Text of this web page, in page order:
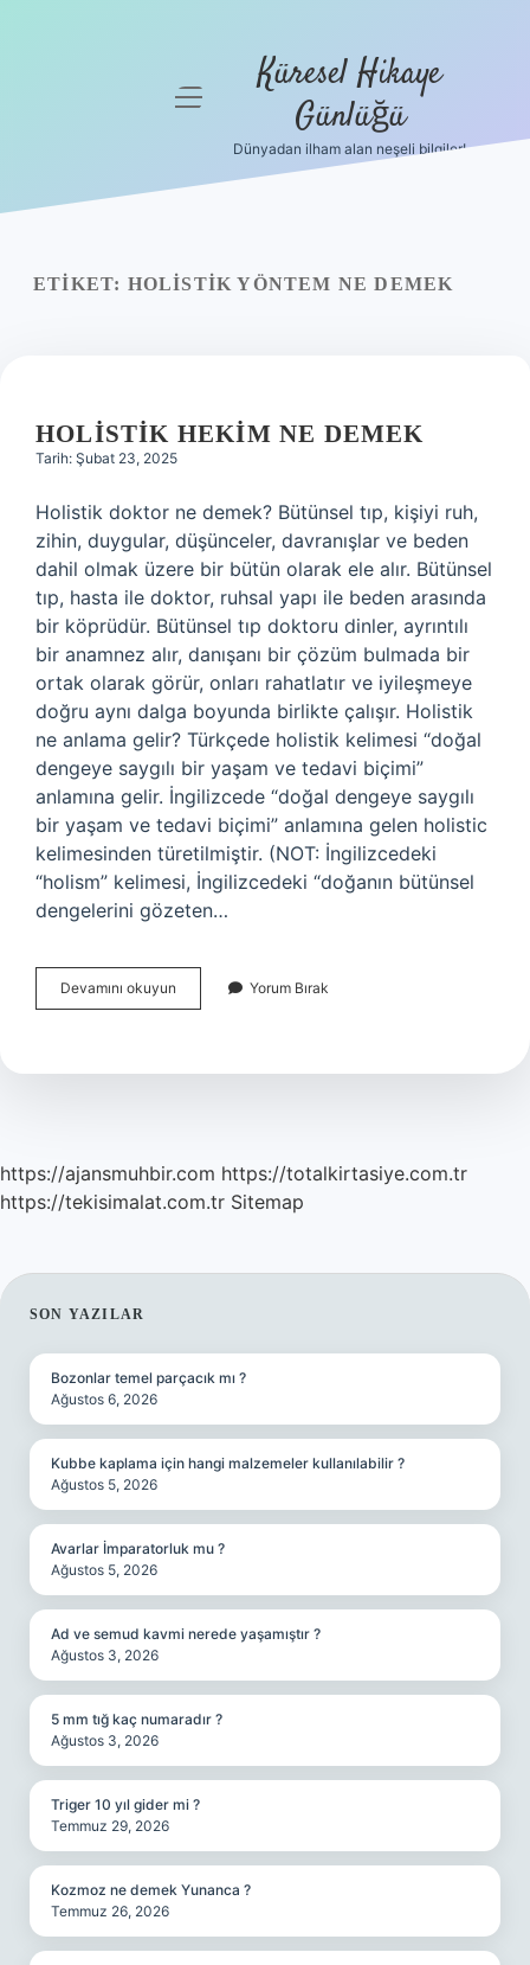
menüyü
Küresel Hikaye
Günlüğü
Dünyadan ilham alan neşeli bilgiler!
ETIKET: HOLISTIK YÖNTEM NE DEMEK
HOLISTIK HEKIM NE DEMEK
Tarih: Şubat 23, 2025
Holistik doktor ne demek? Bütünsel tıp, kişiyi ruh,
zihin, duygular, düşünceler, davranışlar ve beden
dahil olmak üzere bir bütün olarak ele alır. Bütünsel
tıp, hasta ile doktor, ruhsal yapı ile beden arasında
bir köprüdür. Bütünsel tıp doktoru dinler, ayrıntılı
bir anamnez alır, danışanı bir çözüm bulmada bir
ortak olarak görür, onları rahatlatır ve iyileşmeye
doğru aynı dalga boyunda birlikte çalışır. Holistik
ne anlama gelir? Türkçede holistik kelimesi “doğal
dengeye saygılı bir yaşam ve tedavi biçimi”
anlamına gelir. İngilizcede “doğal dengeye saygılı
bir yaşam ve tedavi biçimi” anlamına gelen holistic
kelimesinden türetilmiştir. (NOT: İngilizcedeki
“holism” kelimesi, İngilizcedeki “doğanın bütünsel
dengelerini gözeten…
Devamını okuyun
Hekim
Yorum Bırak
https://ajansmuhbir.com https://totalkirtasiye.com.tr
https://tekisimalat.com.tr Sitemap
SIDEBAR
SON YAZILAR
Bozonlar temel parçacık mı ?
Ağustos 6, 2026
Kubbe kaplama için hangi malzemeler kullanılabilir ?
Ağustos 5, 2026
Avarlar İmparatorluk mu ?
Ağustos 5, 2026
Ad ve semud kavmi nerede yaşamıştır ?
Ağustos 3, 2026
5 mm tığ kaç numaradır ?
Ağustos 3, 2026
Triger 10 yıl gider mi ?
Temmuz 29, 2026
Kozmoz ne demek Yunanca ?
Temmuz 26, 2026